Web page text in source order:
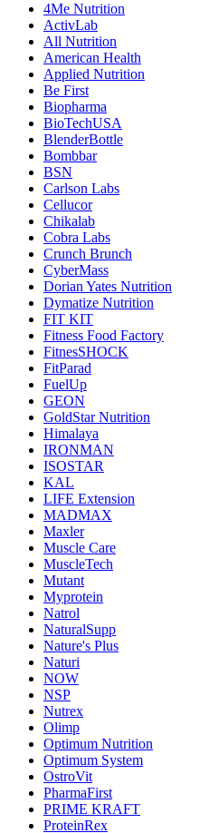
4Me Nutrition
ActivLab
All Nutrition
American Health
Applied Nutrition
Be First
Biopharma
BioTechUSA
BlenderBottle
Bombbar
BSN
Carlson Labs
Cellucor
Chikalab
Cobra Labs
Crunch Brunch
CyberMass
Dorian Yates Nutrition
Dymatize Nutrition
FIT KIT
Fitness Food Factory
FitnesSHOCK
FitParad
FuelUp
GEON
GoldStar Nutrition
Himalaya
IRONMAN
ISOSTAR
KAL
LIFE Extension
MADMAX
Maxler
Muscle Care
MuscleTech
Mutant
Myprotein
Natrol
NaturalSupp
Nature's Plus
Naturi
NOW
NSP
Nutrex
Olimp
Optimum Nutrition
Optimum System
OstroVit
PharmaFirst
PRIME KRAFT
ProteinRex